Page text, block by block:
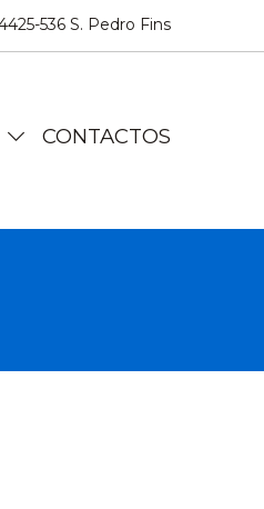
536 S. Pedro Fins
CONTACTOS